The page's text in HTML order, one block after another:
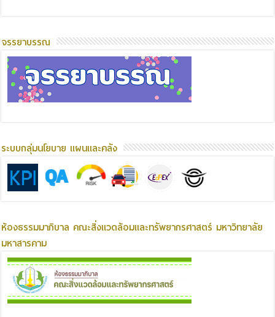
จรรยาบรรณ
ระบบกลุ่มนโยบาย แผนและคลัง
ห้องธรรมมาภิบาล คณะสิ่งแวดล้อมและทรัพยากรศาสตร์ มหาวิทยาลัย
มหาสารคาม